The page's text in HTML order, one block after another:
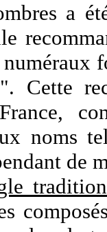
a
Cette
noms
de